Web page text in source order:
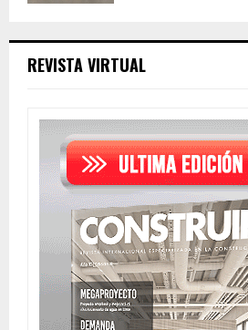
REVISTA VIRTUAL